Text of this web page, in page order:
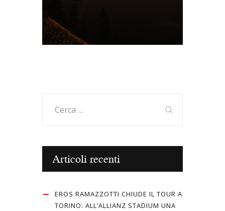
per:
Articoli recenti
EROS RAMAZZOTTI CHIUDE IL TOUR A
TORINO: ALL’ALLIANZ STADIUM UNA